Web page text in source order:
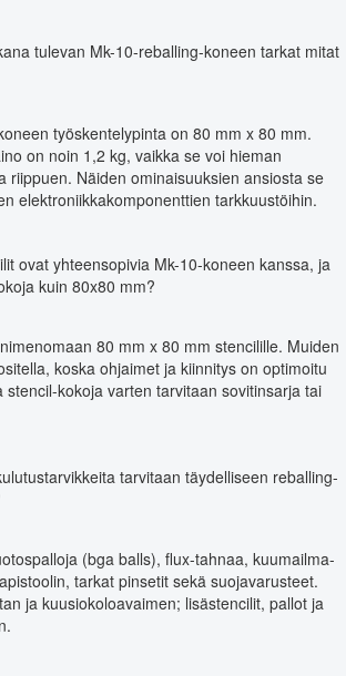
tulevan Mk-10-reballing-koneen tarkat mitat
työskentelypinta on 80 mm x 80 mm.
on noin 1,2 kg, vaikka se voi hieman
riippuen. Näiden ominaisuuksien ansiosta se
elektroniikkakomponenttien tarkkuustöihin.
ovat yhteensopivia Mk-10-koneen kanssa, ja
kuin 80x80 mm?
80 mm x 80 mm stencilille. Muiden
koska ohjaimet ja kiinnitys on optimoitu
stencil-kokoja varten tarvitaan sovitinsarja tai
tarvitaan täydelliseen reballing-
(bga balls), flux-tahnaa, kuumailma-
tarkat pinsetit sekä suojavarusteet.
ja kuusiokoloavaimen; lisästencilit, pallot ja